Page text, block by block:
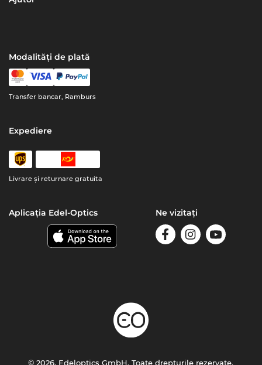
Modalități de plată
Transfer bancar, Ramburs
Expediere
Livrare şi returnare gratuita
Aplicația Edel-Optics Ne vizitați
© 2026, Edeloptics GmbH. Toate drepturile rezervate.